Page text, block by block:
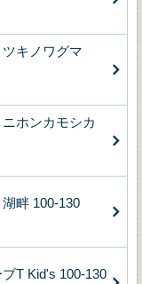
キノワグマ
ホンカモシカ
畔 100-130
T Kid's 100-130